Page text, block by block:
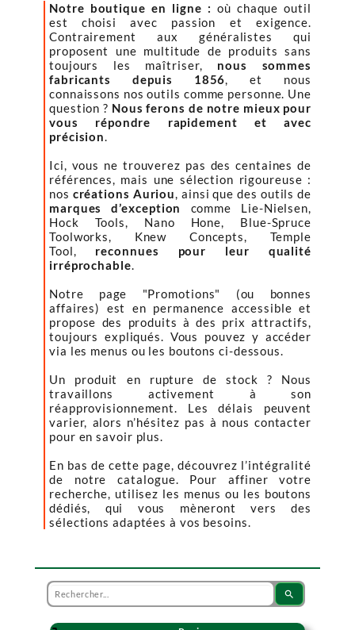
Notre boutique en ligne : où chaque outil
est choisi avec passion et exigence.
Contrairement aux généralistes qui
proposent une multitude de produits sans
toujours les maîtriser, nous sommes
fabricants depuis 1856, et nous
connaissons nos outils comme personne. Une
question ? Nous ferons de notre mieux pour
vous répondre rapidement et avec
précision.
Ici, vous ne trouverez pas des centaines de
références, mais une sélection rigoureuse :
nos créations Auriou, ainsi que des outils de
marques d’exception
comme Lie-Nielsen,
Hock Tools, Nano Hone, Blue-Spruce
Toolworks, Knew Concepts, Temple
Tool, reconnues pour leur qualité
irréprochable.
Notre page "Promotions" (ou bonnes
affaires) est en permanence accessible et
propose des produits à des prix attractifs,
toujours expliqués. Vous pouvez y accéder
via les menus ou les boutons ci-dessous.
Un produit en rupture de stock ? Nous
travaillons activement à son
réapprovisionnement. Les délais peuvent
varier, alors n’hésitez pas à nous contacter
pour en savoir plus.
En bas de cette page, découvrez l’intégralité
de notre catalogue. Pour affiner votre
recherche, utilisez les menus ou les boutons
dédiés, qui vous mèneront vers des
sélections adaptées à vos besoins.
search